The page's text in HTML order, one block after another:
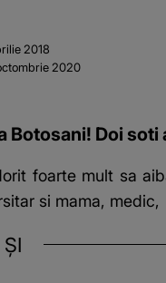
2018
2020
Botosani! Doi
foarte mult sa
si mama,